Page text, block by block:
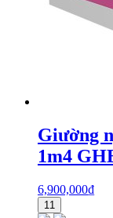
Giường
1m4
6,900,000₫
11